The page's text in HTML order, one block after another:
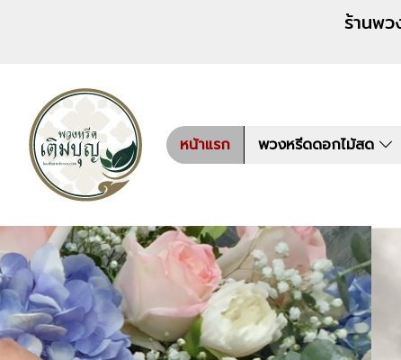
ร้านพวงหรีด เติมบุญ สั่ง
หน้าแรก พวงหรีดดอกไม้สด